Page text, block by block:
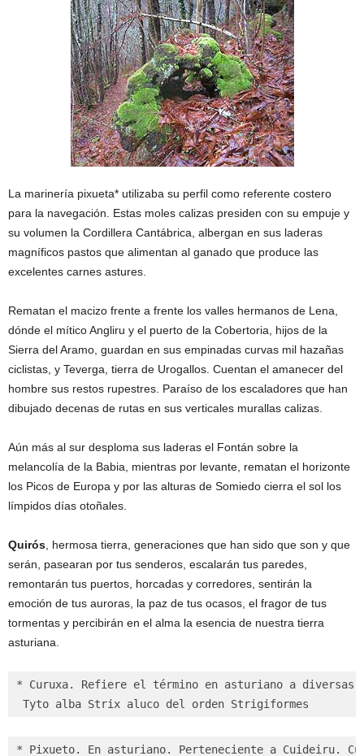
La marinería pixueta* utilizaba su perfil como referente costero
para la navegación. Estas moles calizas presiden con su empuje y
su volumen la Cordillera Cantábrica, albergan en sus laderas
magníficos pastos que alimentan al ganado que produce las
excelentes carnes astures.
Rematan el macizo frente a frente los valles hermanos de Lena,
dónde el mítico Angliru y el puerto de la Cobertoria, hijos de la
Sierra del Aramo, guardan en sus empinadas curvas mil hazañas
ciclistas, y Teverga, tierra de Urogallos. Cuentan el amanecer del
hombre sus restos rupestres. Paraíso de los escaladores que han
dibujado decenas de rutas en sus verticales murallas calizas.
Aún más al sur desploma sus laderas el Fontán sobre la
melancolía de la Babia, mientras por levante, rematan el horizonte
los Picos de Europa y por las alturas de Somiedo cierra el sol los
límpidos días otoñales.
Quirós , hermosa tierra, generaciones que han sido que son y que
serán, pasearan por tus senderos, escalarán tus paredes,
remontarán tus puertos, horcadas y corredores, sentirán la
emoción de tus auroras, la paz de tus ocasos, el fragor de tus
tormentas y percibirán en el alma la esencia de nuestra tierra
asturiana.
* Curuxa. Refiere el término en asturiano a diversas
Tyto alba Strix aluco del orden Strigiformes
* Pixueto. En asturiano. Perteneciente a Cuideiru.